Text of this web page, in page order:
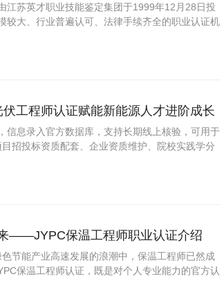
江苏英才职业技能鉴定集团于1999年12月28日投
较大、行业普遍认可、法律手续齐全的职业认证机
工程师认证赋能新能源人才进阶成长
信息录入官方数据库，支持长期线上核验，可用于
招投标资质配套、企业资质维护、院校实践学分
——JYPC保温工程师职业认证介绍
节能产业高速发展的浪潮中，保温工程师已然成
保温工程师认证，既是对个人专业能力的官方认